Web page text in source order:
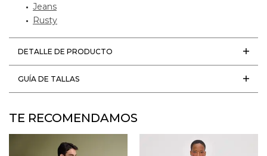
Jeans
Rusty
DETALLE DE PRODUCTO
GUÍA DE TALLAS
TE RECOMENDAMOS